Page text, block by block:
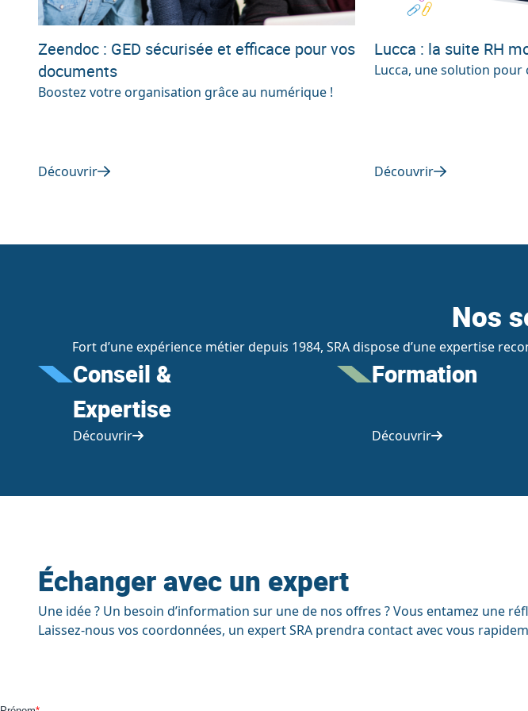
Zeendoc : GED sécurisée et efficace pour vos
documents
Boostez votre organisation grâce au numérique !
Découvrir
Lucca : la suite RH
Lucca, une solution pour
Découvrir
Nos
Fort d’une expérience métier depuis 1984, SRA dispose d’une expertise
Conseil &
Expertise
Découvrir
Formation
Découvrir
Échanger avec un expert
Une idée ? Un besoin d’information sur une de nos offres ? Vous entamez une
Laissez-nous vos coordonnées, un expert SRA prendra contact avec vous